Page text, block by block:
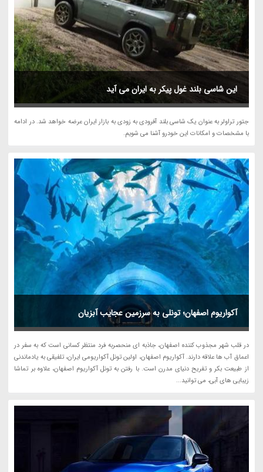
این شاسی بلند غول پیکر به ایران می آید
جتور تراولر به عنوان یک شاسی بلند آفرودی به زودی به بازار ایران عرضه خواهد شد. در ادامه
با مشخصات و امکانات این خودرو آشنا می شویم.
آکواریوم اصفهان؛ تونلی به سرزمین عجایب آبزیان
در قلب شهر مجذوب کننده اصفهان، جاذبه ای منحصربه فرد منتظر کسانی است که به سفر در
اعماق آب ها علاقه دارند. آکواریوم اصفهان، اولین تونل آکواریومی ایران، تلفیقی به یادماندنی
از طبیعت بکر و تفریح دنیای مدرن است. با رفتن به تونل آکواریوم اصفهان، علاوه بر تماشا
زیبایی های آبی، می توانید...